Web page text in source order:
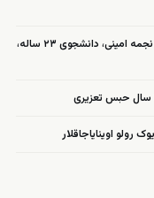
اتهام «محاربه» برای چند استوری اینستاگرامی؛ نجمه امینی، دانشجوی ۲۳ ساله،
رولو اوینایاجاقلار